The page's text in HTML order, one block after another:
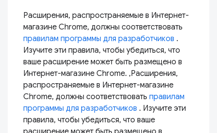
Расширения, распространяемые в Интернет-
магазине Chrome, должны соответствовать
правилам программы для разработчиков .
Изучите эти правила, чтобы убедиться, что
ваше расширение может быть размещено в
Интернет-магазине Chrome. ,Расширения,
распространяемые в Интернет-магазине
Chrome, должны соответствовать правилам
программы для разработчиков . Изучите эти
правила, чтобы убедиться, что ваше